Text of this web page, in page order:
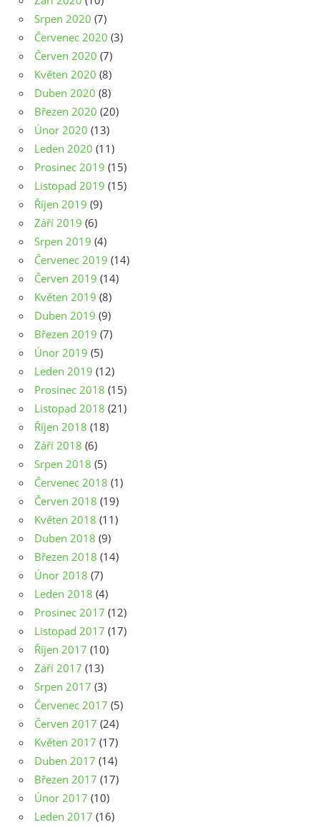
Srpen 2020 (7)
Červenec 2020 (3)
Červen 2020 (7)
Květen 2020 (8)
Duben 2020 (8)
Březen 2020 (20)
Únor 2020 (13)
Leden 2020 (11)
Prosinec 2019 (15)
Listopad 2019 (15)
Říjen 2019 (9)
Září 2019 (6)
Srpen 2019 (4)
Červenec 2019 (14)
Červen 2019 (14)
Květen 2019 (8)
Duben 2019 (9)
Březen 2019 (7)
Únor 2019 (5)
Leden 2019 (12)
Prosinec 2018 (15)
Listopad 2018 (21)
Říjen 2018 (18)
Září 2018 (6)
Srpen 2018 (5)
Červenec 2018 (1)
Červen 2018 (19)
Květen 2018 (11)
Duben 2018 (9)
Březen 2018 (14)
Únor 2018 (7)
Leden 2018 (4)
Prosinec 2017 (12)
Listopad 2017 (17)
Říjen 2017 (10)
Září 2017 (13)
Srpen 2017 (3)
Červenec 2017 (5)
Červen 2017 (24)
Květen 2017 (17)
Duben 2017 (14)
Březen 2017 (17)
Únor 2017 (10)
Leden 2017 (16)